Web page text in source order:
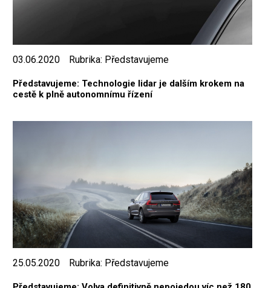
03.06.2020 Rubrika: Představujeme
Představujeme: Technologie lidar je dalším krokem na
cestě k plně autonomnímu řízení
25.05.2020 Rubrika: Představujeme